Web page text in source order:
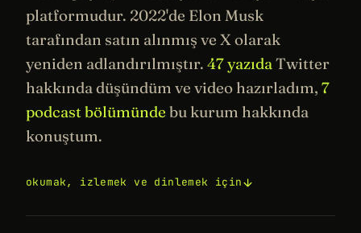
platformudur. 2022'de Elon Musk
tarafından satın alınmış ve X olarak
yeniden adlandırılmıştır. 47 yazıdaTwitter
hakkında düşündüm ve video hazırladım, 7
podcast bölümünde bu kurum hakkında
konuştum.
okumak, izlemek ve dinlemek için